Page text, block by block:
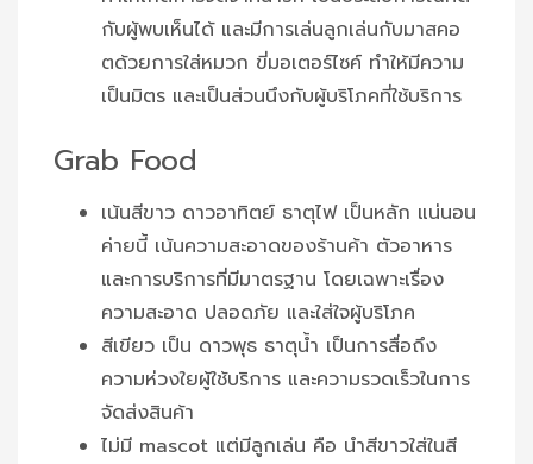
กับผู้พบเห็นได้ และมีการเล่นลูกเล่นกับมาสคอ
ตด้วยการใส่หมวก ขี่มอเตอร์ไซค์ ทำให้มีความ
เป็นมิตร และเป็นส่วนนึงกับผู้บริโภคที่ใช้บริการ
Grab Food
เน้นสีขาว ดาวอาทิตย์ ธาตุไฟ เป็นหลัก แน่นอน
ค่ายนี้ เน้นความสะอาดของร้านค้า ตัวอาหาร
และการบริการที่มีมาตรฐาน โดยเฉพาะเรื่อง
ความสะอาด ปลอดภัย และใส่ใจผู้บริโภค
สีเขียว เป็น ดาวพุธ ธาตุน้ำ เป็นการสื่อถึง
ความห่วงใยผู้ใช้บริการ และความรวดเร็วในการ
จัดส่งสินค้า
ไม่มี mascot แต่มีลูกเล่น คือ นำสีขาวใส่ในสี